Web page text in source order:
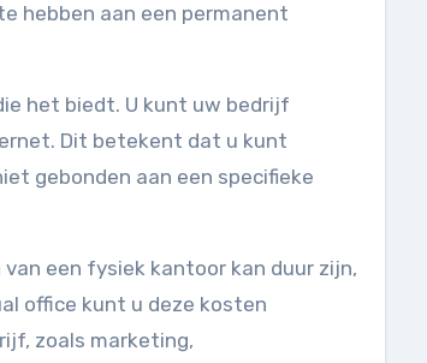
hebben aan een permanent
het biedt. U kunt uw bedrijf
Dit betekent dat u kunt
gebonden aan een specifieke
een fysiek kantoor kan duur zijn,
office kunt u deze kosten
zoals marketing,